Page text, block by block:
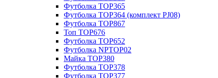
Футболка TOP365
Футболка TOP364 (комплект PJ08)
Футболка TOP867
Топ TOP676
Футболка TOP652
Футболка NPTOP02
Майка TOP380
Футболка TOP378
Футболка TOP377